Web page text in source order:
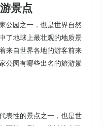
景点
公园之一，也是世界自然
了地球上最壮观的地质景
来自世界各地的游客前来
公园有哪些出名的旅游景
表性的景点之一，也是世